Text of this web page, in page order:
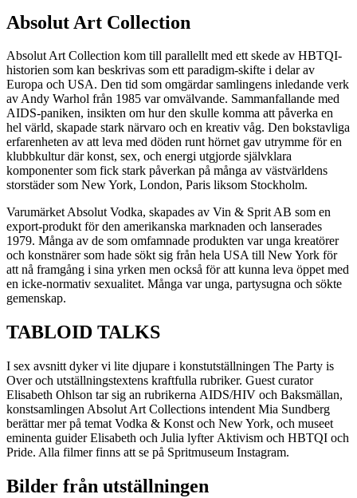
Absolut Art Collection
Absolut Art Collection kom till parallellt med ett skede av HBTQI-
historien som kan beskrivas som ett paradigm-skifte i delar av
Europa och USA. Den tid som omgärdar samlingens inledande verk
av Andy Warhol från 1985 var omvälvande. Sammanfallande med
AIDS-paniken, insikten om hur den skulle komma att påverka en
hel värld, skapade stark närvaro och en kreativ våg. Den bokstavliga
erfarenheten av att leva med döden runt hörnet gav utrymme för en
klubbkultur där konst, sex, och energi utgjorde självklara
komponenter som fick stark påverkan på många av västvärldens
storstäder som New York, London, Paris liksom Stockholm.
Varumärket Absolut Vodka, skapades av Vin & Sprit AB som en
export-produkt för den amerikanska marknaden och lanserades
1979. Många av de som omfamnade produkten var unga kreatörer
och konstnärer som hade sökt sig från hela USA till New York för
att nå framgång i sina yrken men också för att kunna leva öppet med
en icke-normativ sexualitet. Många var unga, partysugna och sökte
gemenskap.
TABLOID TALKS
I sex avsnitt dyker vi lite djupare i konstutställningen The Party is
Over och utställningstextens kraftfulla rubriker. Guest curator
Elisabeth Ohlson tar sig an rubrikerna AIDS/HIV och Baksmällan,
konstsamlingen Absolut Art Collections intendent Mia Sundberg
berättar mer på temat Vodka & Konst och New York, och museet
eminenta guider Elisabeth och Julia lyfter Aktivism och HBTQI och
Pride. Alla filmer finns att se på Spritmuseum Instagram.
Bilder från utställningen